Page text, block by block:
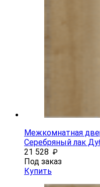
Межкомнатная
Серебряный лак
21 528 ₽
Под заказ
Купить